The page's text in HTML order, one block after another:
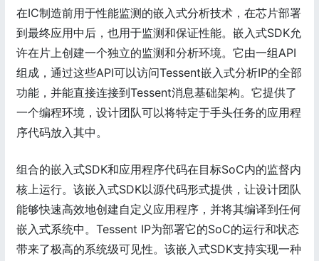
在IC制造前用于性能监测的嵌入式分析技术，在芯片部署
到最终应用中后，也用于监测和保证性能。嵌入式SDK允
许在片上创建一个独立的监测和分析环境。它由一组API
组成，通过这些API可以访问Tessent嵌入式分析IP的全部
功能，并能直接连接到Tessent消息基础架构。它提供了
一个编程环境，设计团队可以将特定于手头任务的应用程
序代码放入其中。
组合的嵌入式SDK和应用程序代码在目标SoC内的监督内
核上运行。该嵌入式SDK以源代码形式提供，让设计团队
能够快速高效地创建自定义应用程序，并将其编译到任何
嵌入式系统中。Tessent IP为部署它的SoC的运行和状态
带来了极高的系统级可见性。该嵌入式SDK支持实现一种